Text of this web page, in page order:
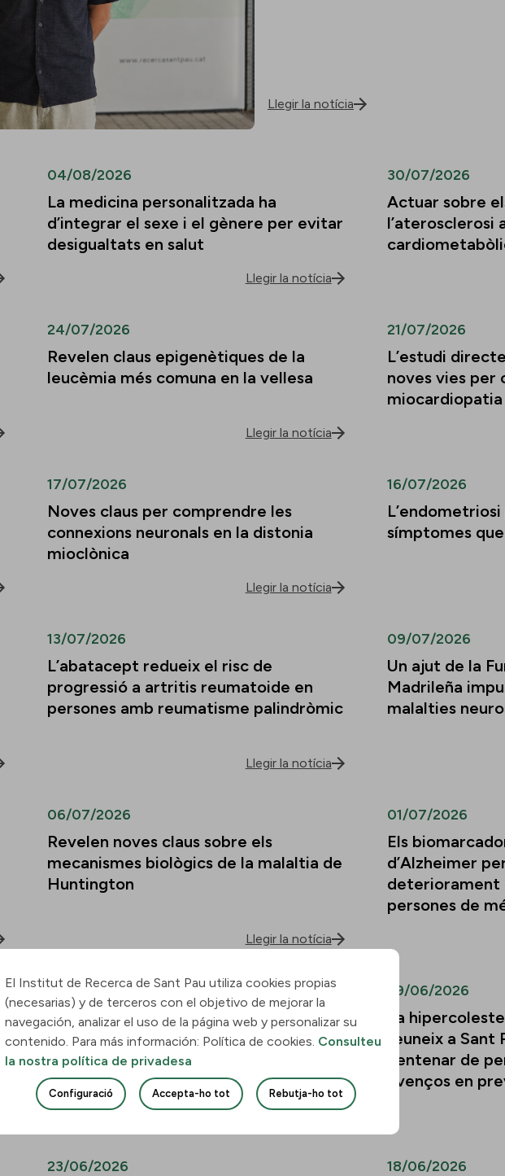
Llegir la notícia
04/08/2026
La medicina personalitzada ha
d’integrar el sexe i el gènere per evitar
desigualtats en salut
Llegir la notícia
30/07/2026
Actuar sobre
l’aterosclerosi
24/07/2026
Revelen claus epigenètiques de la
leucèmia més comuna en la vellesa
Llegir la notícia
21/07/2026
L’estudi
noves vies per
17/07/2026
Noves claus per comprendre les
connexions neuronals en la distonia
mioclònica
Llegir la notícia
16/07/2026
símptomes
13/07/2026
L’abatacept redueix el risc de
progressió a artritis reumatoide en
persones amb reumatisme palindròmic
Llegir la notícia
09/07/2026
Un ajut de la
Madrileña
malalties
06/07/2026
Revelen noves claus sobre els
mecanismes biològics de la malaltia de
Huntington
Llegir la notícia
01/07/2026
Els
d’Alzheimer
deteriorament
persones de
30/06/2026
Descobreixen com la leucèmia
mieloide aguda envaeix el pulmó i
quines vies podrien frenar-ne la
infiltració
Llegir la notícia
29/06/2026
La
reuneix a Sant
centenar de
avenços en
23/06/2026 18/06/2026
El Institut de Recerca de Sant Pau utiliza cookies propias
(necesarias) y de terceros con el objetivo de mejorar la
navegación, analizar el uso de la página web y personalizar su
contenido. Para más información: Política de cookies. Consulteu
la nostra política de privadesa
Configuració Accepta-ho tot Rebutja-ho tot